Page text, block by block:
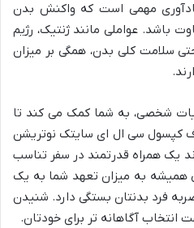
مهمی است که واکنش بدن
باشد. عواملی مانند ژنتیک، رژیم
سلامت کلی بدن، همگی بر میزان
شخصی، به شما کمک می کند تا
کپسول سی ال ای سایتک نوتریشن
یک همراه قدرتمند در سفر تناسب
همیشه به میزان تعهد شما به یک
فرد بدنتان بستگی دارد. شنیدن
آگاهانه تر برای خودتان.